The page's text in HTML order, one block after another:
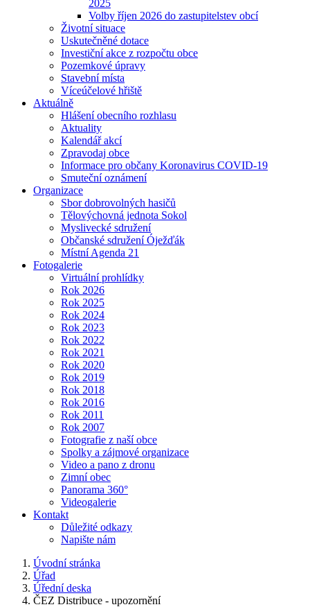
2025
Volby říjen 2026 do zastupitelstev obcí
Životní situace
Uskutečněné dotace
Investiční akce z rozpočtu obce
Pozemkové úpravy
Stavební místa
Víceúčelové hřiště
Aktuálně
Hlášení obecního rozhlasu
Aktuality
Kalendář akcí
Zpravodaj obce
Informace pro občany Koronavirus COVID-19
Smuteční oznámení
Organizace
Sbor dobrovolných hasičů
Tělovýchovná jednota Sokol
Myslivecké sdružení
Občanské sdružení Óježďák
Místní Agenda 21
Fotogalerie
Virtuální prohlídky
Rok 2026
Rok 2025
Rok 2024
Rok 2023
Rok 2022
Rok 2021
Rok 2020
Rok 2019
Rok 2018
Rok 2016
Rok 2011
Rok 2007
Fotografie z naší obce
Spolky a zájmové organizace
Video a pano z dronu
Zimní obec
Panorama 360°
Videogalerie
Kontakt
Důležité odkazy
Napište nám
Úvodní stránka
Úřad
Úřední deska
ČEZ Distribuce - upozornění